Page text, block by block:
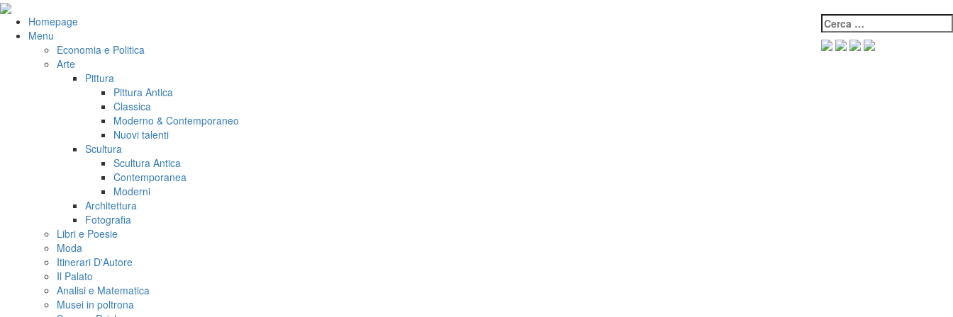
Salta
contenuto
VeniVidiVici Cerca:
Homepage
Menu
Economia e Politica
Arte
Pittura
Pittura Antica
Classica
Moderno & Contemporaneo
Nuovi talenti
Scultura
Scultura Antica
Contemporanea
Moderni
Architettura
Fotografia
Libri e Poesie
Moda
Itinerari D'Autore
Il Palato
Analisi e Matematica
Musei in poltrona